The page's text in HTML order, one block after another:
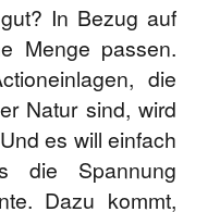
In Bezug auf
Menge passen.
die
Natur sind, wird
es will einfach
die Spannung
Dazu kommt,